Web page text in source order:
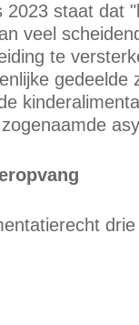
2023 staat dat
veel
te